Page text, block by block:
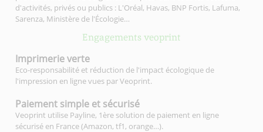
d'activités, privés ou publics : L'Oréal, Havas, BNP Fortis, Lafuma,
Sarenza, Ministère de l'Écologie…
Engagements veoprint
Imprimerieverte
Eco-responsabilité et réduction de l'impact écologique de
l'impression en ligne vues par Veoprint.
Paiement simple et sécurisé
Veoprint utilise Payline, 1ère solution de paiement en ligne
sécurisé en France (Amazon, tf1, orange…).